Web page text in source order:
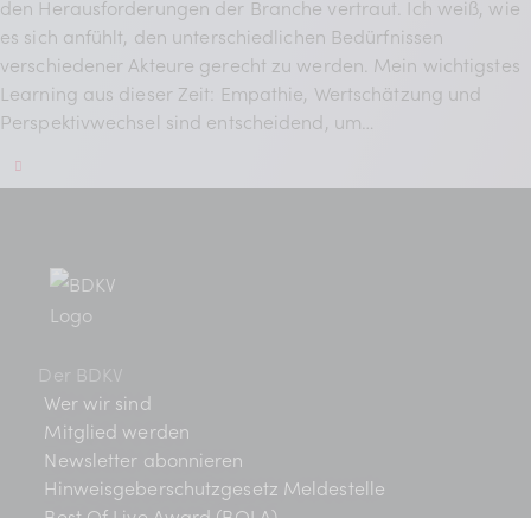
den Herausforderungen der Branche vertraut. Ich weiß, wie
es sich anfühlt, den unterschiedlichen Bedürfnissen
verschiedener Akteure gerecht zu werden. Mein wichtigstes
Learning aus dieser Zeit: Empathie, Wertschätzung und
Perspektivwechsel sind entscheidend, um…
Der BDKV
Wer wir sind
Mitglied werden
Newsletter abonnieren
Hinweisgeberschutzgesetz Meldestelle